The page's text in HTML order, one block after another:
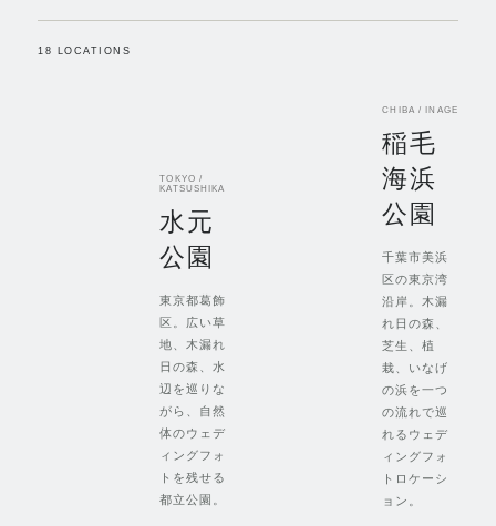
18 LOCATIONS
TOKYO /
KATSUSHIKA
水元
公園
東京都葛飾
区。広い草
地、木漏れ
日の森、水
辺を巡りな
がら、自然
体のウェデ
ィングフォ
トを残せる
都立公園。
CHIBA / INAGE
稲毛
海浜
公園
千葉市美浜
区の東京湾
沿岸。木漏
れ日の森、
芝生、植
栽、いなげ
の浜を一つ
の流れで巡
れるウェデ
ィングフォ
トロケーシ
ョン。